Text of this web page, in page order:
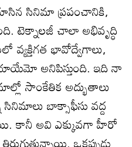
సినిమా ప్రపంచానికి,
టెక్నాలజీ చాలా అభివృద్ధి
భావోద్వేగాలు,
అనిపిస్తుంది. ఇది నా
సాంకేతిక అద్భుతాలు
సినిమాలు బాక్సాఫీసు వద్ద
కానీ అవి ఎక్కువగా హీరో